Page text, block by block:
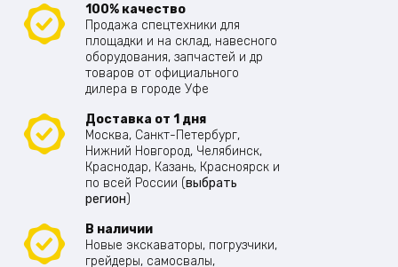
100% качество
Продажа спецтехники для
площадки и на склад, навесного
оборудования, запчастей и др
товаров от официального
дилера в городе Уфе
Доставка от 1 дня
Москва, Санкт-Петербург,
Нижний Новгород, Челябинск,
Краснодар, Казань, Красноярск и
по всей России (выбрать
регион)
В наличии
Новые экскаваторы, погрузчики,
грейдеры, самосвалы,